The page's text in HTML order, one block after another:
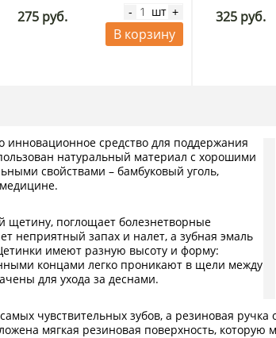
275 руб. - шт +
В корзину
325 руб.
инновационное средство для поддержания
натуральный материал с хорошими
свойствами – бамбуковый уголь,
поглощает болезнетворные
неприятный запах и налет, а зубная эмаль
имеют разную высоту и форму:
концами легко проникают в щели между
для ухода за деснами.
чувствительных зубов, а резиновая
мягкая резиновая поверхность, которую